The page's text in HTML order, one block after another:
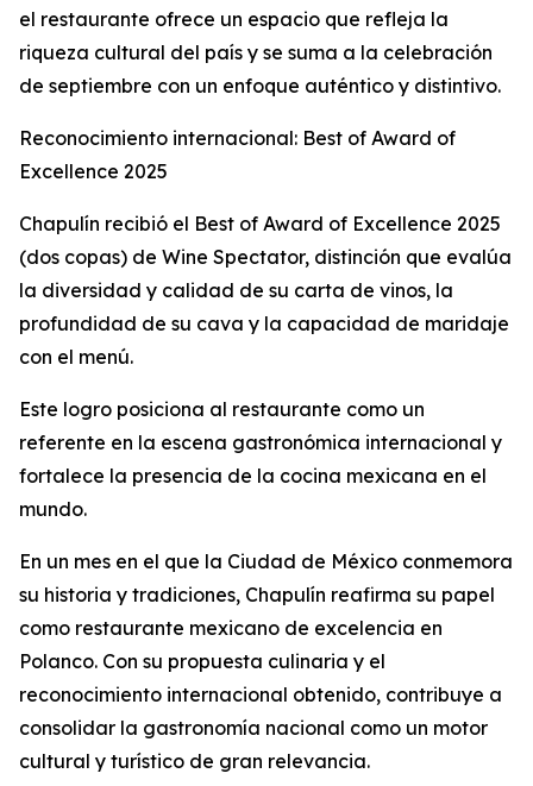
el restaurante ofrece un espacio que refleja la
riqueza cultural del país y se suma a la celebración
de septiembre con un enfoque auténtico y distintivo.
Reconocimiento internacional: Best of Award of
Excellence 2025
Chapulín recibió el Best of Award of Excellence 2025
(dos copas) de Wine Spectator, distinción que evalúa
la diversidad y calidad de su carta de vinos, la
profundidad de su cava y la capacidad de maridaje
con el menú.
Este logro posiciona al restaurante como un
referente en la escena gastronómica internacional y
fortalece la presencia de la cocina mexicana en el
mundo.
En un mes en el que la Ciudad de México conmemora
su historia y tradiciones, Chapulín reafirma su papel
como restaurante mexicano de excelencia en
Polanco. Con su propuesta culinaria y el
reconocimiento internacional obtenido, contribuye a
consolidar la gastronomía nacional como un motor
cultural y turístico de gran relevancia.